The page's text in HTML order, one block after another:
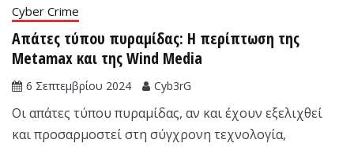
Cyber Crime
Απάτες τύπου πυραμίδας: Η περίπτωση της
Metamax και της Wind Media
6 Σεπτεμβρίου 2024 Cyb3rG
Οι απάτες τύπου πυραμίδας, αν και έχουν εξελιχθεί
και προσαρμοστεί στη σύγχρονη τεχνολογία,